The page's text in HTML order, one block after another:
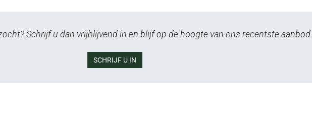
Schrijf u dan vrijblijvend in en blijf op de hoogte van ons recentste aanbod.
SCHRIJF U IN